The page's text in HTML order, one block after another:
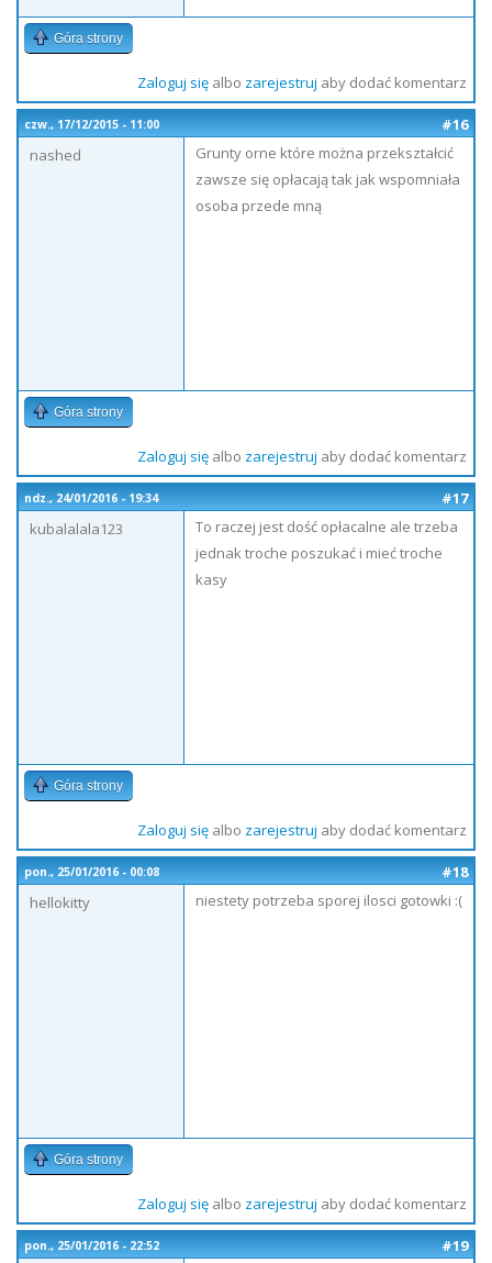
Góra strony
Zaloguj sięalbo zarejestruj aby dodać komentarz
czw., 17/12/2015 - 11:00
#16
nashed
Grunty orne które można przekształcić
zawsze się opłacają tak jak wspomniała
osoba przede mną
Góra strony
Zaloguj sięalbo zarejestruj aby dodać komentarz
ndz., 24/01/2016 - 19:34
#17
kubalalala123
To raczej jest dość opłacalne ale trzeba
jednak troche poszukać i mieć troche
kasy
Góra strony
Zaloguj sięalbo zarejestruj aby dodać komentarz
pon., 25/01/2016 - 00:08
#18
hellokitty
niestety potrzeba sporej ilosci gotowki :(
Góra strony
Zaloguj sięalbo zarejestruj aby dodać komentarz
pon., 25/01/2016 - 22:52
#19